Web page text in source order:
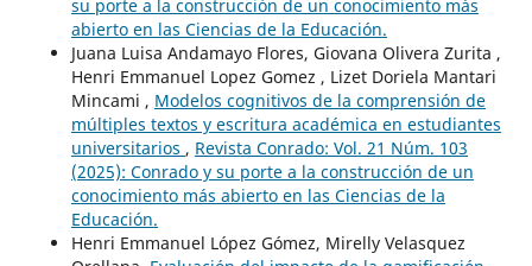
su porte a la construcción de un conocimiento más
abierto en las Ciencias de la Educación.
Juana Luisa Andamayo Flores, Giovana Olivera Zurita ,
Henri Emmanuel Lopez Gomez , Lizet Doriela Mantari
Mincami , Modelos cognitivos de la comprensión de
múltiples textos y escritura académica en estudiantes
universitarios , Revista Conrado: Vol. 21 Núm. 103
(2025): Conrado y su porte a la construcción de un
conocimiento más abierto en las Ciencias de la
Educación.
Henri Emmanuel López Gómez, Mirelly Velasquez